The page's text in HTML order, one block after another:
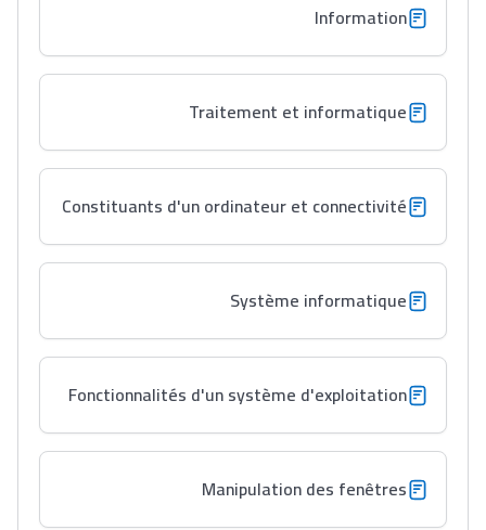
دليل المهن
ما يزيد عن 149 مهنة
التوجيه بالثانوي و الإعدادي
باش تقدر تساعد الناس
Information
Traitement et informatique
Constituants d'un ordinateur et connectivité
Système informatique
Fonctionnalités d'un système d'exploitation
Manipulation des fenêtres